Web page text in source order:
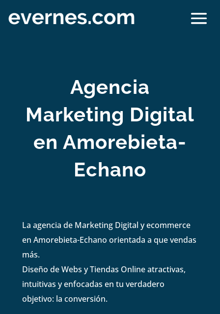
Agencia
Marketing Digital
en Amorebieta-
Echano
La agencia de Marketing Digital y ecommerce
en Amorebieta-Echano orientada a que vendas
más.
Diseño de Webs y Tiendas Online atractivas,
intuitivas y enfocadas en tu verdadero
objetivo: la conversión.